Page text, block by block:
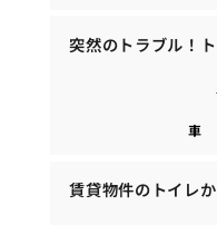
突然のトラブル！
車
賃貸物件のトイレ